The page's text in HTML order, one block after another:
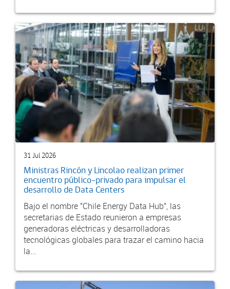
31 Jul 2026
Ministras Rincón y Lincolao realizan primer
encuentro público-privado para impulsar el
desarrollo de Data Centers
Bajo el nombre "Chile Energy Data Hub", las
secretarias de Estado reunieron a empresas
generadoras eléctricas y desarrolladoras
tecnológicas globales para trazar el camino hacia
la...